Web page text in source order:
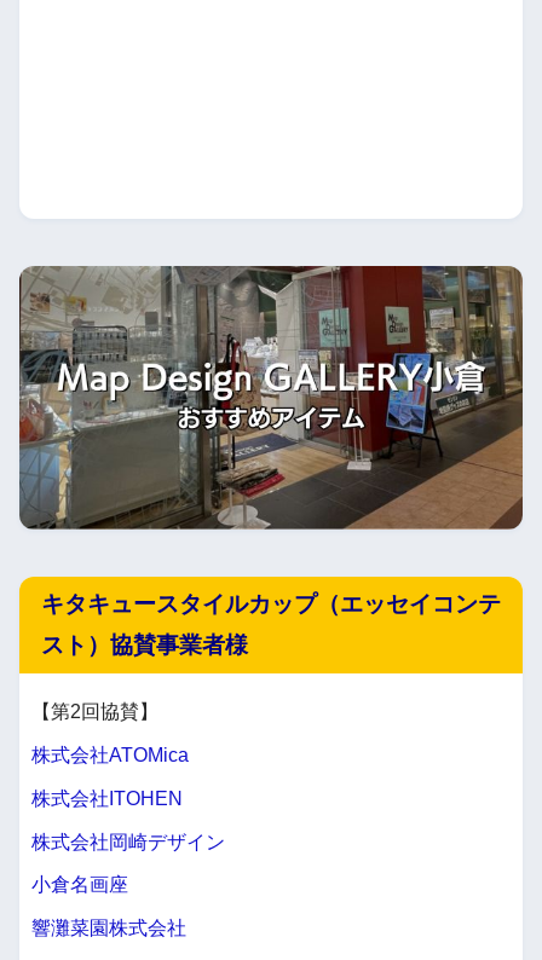
キタキュースタイルカップ（エッセイコンテ
スト）協賛事業者様
【第2回協賛】
株式会社ATOMica
株式会社ITOHEN
株式会社岡崎デザイン
小倉名画座
響灘菜園株式会社